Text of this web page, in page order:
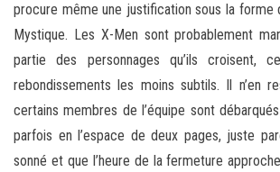
procure même une justification sous la forme
Mystique. Les X-Men sont probablement
partie des personnages qu’ils croisent,
rebondissements les moins subtils. Il n’en
certains membres de l’équipe sont
parfois en l’espace de deux pages, juste
sonné et que l’heure de la fermeture